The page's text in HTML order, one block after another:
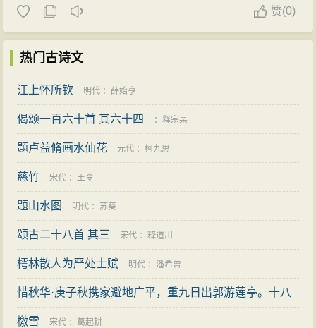
赞(0)
热门古诗文
江上怀所钦 明代 ： 薛始亨
偈颂一百六十首 其六十四 ：释宗杲
题卢益脩画水仙花 元代 ：柯九思
慈竹 宋代 ：王令
题山水图 明代 ： 苏葵
颂古二十八首 其三 宋代 ：释道川
樗林散人为严处士赋 明代 ： 潘希曾
惜秋华·庚子秋携家避地广平，重九日出郭游莲亭。十八
年重到，堤柳萧瑟，大有江潭之感。用梦窗重九韵
檄雪 宋代 ：葛起耕